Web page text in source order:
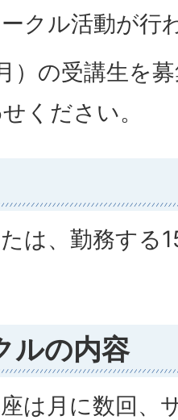
クル活動が行
）の受講生を
ください。
は、勤務する
ルの内容
は月に数回、